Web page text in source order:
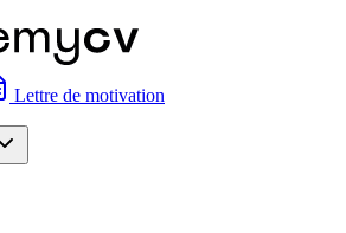
Lettre de motivation